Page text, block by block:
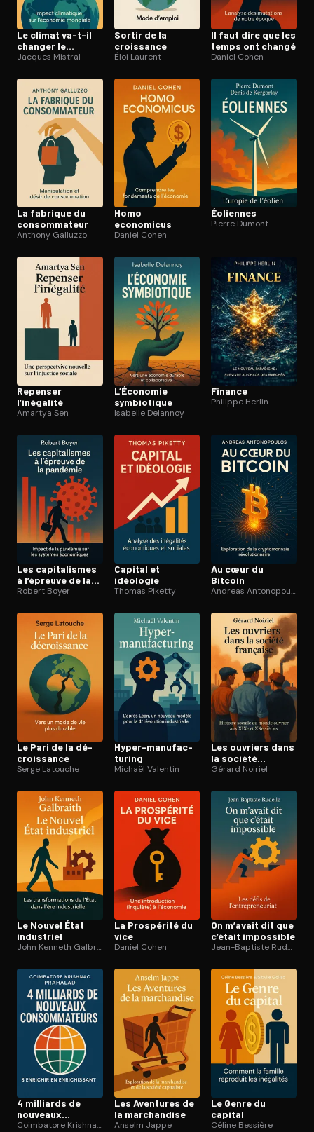
Le climat va-t-il
changer le
capitalisme ?
Jacques Mistral
Sortir de la
croissance
Éloi Laurent
Il faut dire que les
temps ont changé
Daniel Cohen
La fabrique du
consom­ma­teur
Anthony Galluzzo
Homo
economicus
Daniel Cohen
Éoliennes
Pierre Dumont
Repenser
l’inégalité
Amartya Sen
L’Économie
symbiotique
Isabelle Delannoy
Finance
Philippe Herlin
Les ca­pi­ta­lismes
à l’épreuve de la
pandémie
Robert Boyer
Capital et
idéologie
Thomas Piketty
Au cœur du
Bitcoin
Andreas Antonopoulos
Le Pari de la dé­
crois­sance
Serge Latouche
Hyper-ma­nu­fac­
tu­ring
Michaël Valentin
Les ouvriers dans
la société
française
Gérard Noiriel
Le Nouvel État
industriel
John Kenneth Galbraith
La Prospérité du
vice
Daniel Cohen
On m’avait dit que
c’était impossible
Jean-Baptiste Rudelle
4 milliards de
nouveaux
consom­ma­teurs Coimbatore Krishnao Prahalad
Les Aventures de
la marchandise
Anselm Jappe
Le Genre du
capital
Céline Bessière